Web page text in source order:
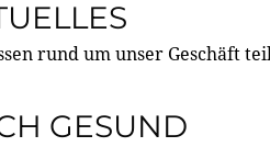
rund um unser Geschäft
GESUND